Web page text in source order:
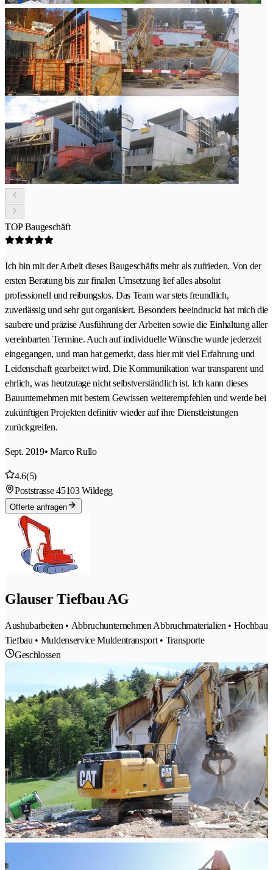
TOP Baugeschäft
Ich bin mit der Arbeit dieses Baugeschäfts mehr als zufrieden. Von der
ersten Beratung bis zur finalen Umsetzung lief alles absolut
professionell und reibungslos. Das Team war stets freundlich,
zuverlässig und sehr gut organisiert. Besonders beeindruckt hat mich die
saubere und präzise Ausführung der Arbeiten sowie die Einhaltung aller
vereinbarten Termine. Auch auf individuelle Wünsche wurde jederzeit
eingegangen, und man hat gemerkt, dass hier mit viel Erfahrung und
Leidenschaft gearbeitet wird. Die Kommunikation war transparent und
ehrlich, was heutzutage nicht selbstverständlich ist. Ich kann dieses
Bauunternehmen mit bestem Gewissen weiterempfehlen und werde bei
zukünftigen Projekten definitiv wieder auf ihre Dienstleistungen
zurückgreifen.
Sept. 2019• Marco Rullo
4.6(5)
Poststrasse 45103 Wildegg
Offerte anfragen
Glauser Tiefbau AG
Aushubarbeiten • Abbruchunternehmen Abbruchmaterialien • Hochbau
Tiefbau • Muldenservice Muldentransport • Transporte
Geschlossen